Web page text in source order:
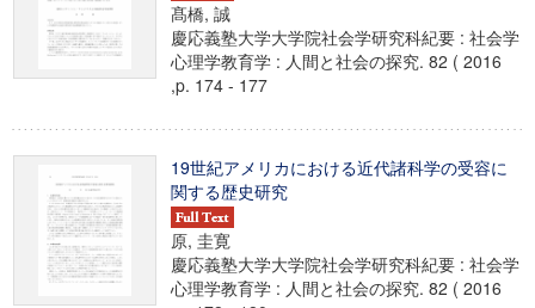
髙橋, 誠
慶応義塾大学大学院社会学研究科紀要 : 社会学
心理学教育学 : 人間と社会の探究. 82 ( 2016
,p. 174 - 177
19世紀アメリカにおける近代諸科学の受容に
関する歴史研究
原, 圭寛
慶応義塾大学大学院社会学研究科紀要 : 社会学
心理学教育学 : 人間と社会の探究. 82 ( 2016